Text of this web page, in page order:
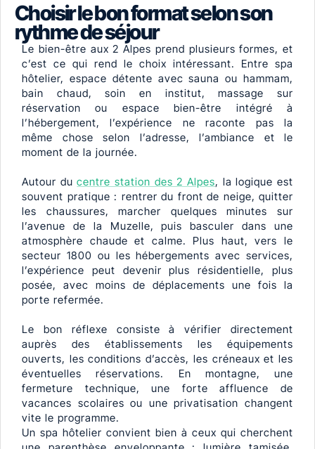
Choisir le bon format selon son
rythme de séjour
Le bien-être aux 2 Alpes prend plusieurs formes, et
c’est ce qui rend le choix intéressant. Entre spa
hôtelier, espace détente avec sauna ou hammam,
bain chaud, soin en institut, massage sur
réservation ou espace bien-être intégré à
l’hébergement, l’expérience ne raconte pas la
même chose selon l’adresse, l’ambiance et le
moment de la journée.
Autour ducentre station des 2 Alpes, la logique est
souvent pratique : rentrer du front de neige, quitter
les chaussures, marcher quelques minutes sur
l’avenue de la Muzelle, puis basculer dans une
atmosphère chaude et calme. Plus haut, vers le
secteur 1800 ou les hébergements avec services,
l’expérience peut devenir plus résidentielle, plus
posée, avec moins de déplacements une fois la
porte refermée.
Le bon réflexe consiste à vérifier directement
auprès des établissements les équipements
ouverts, les conditions d’accès, les créneaux et les
éventuelles réservations. En montagne, une
fermeture technique, une forte affluence de
vacances scolaires ou une privatisation changent
vite le programme.
Un spa hôtelier convient bien à ceux qui cherchent